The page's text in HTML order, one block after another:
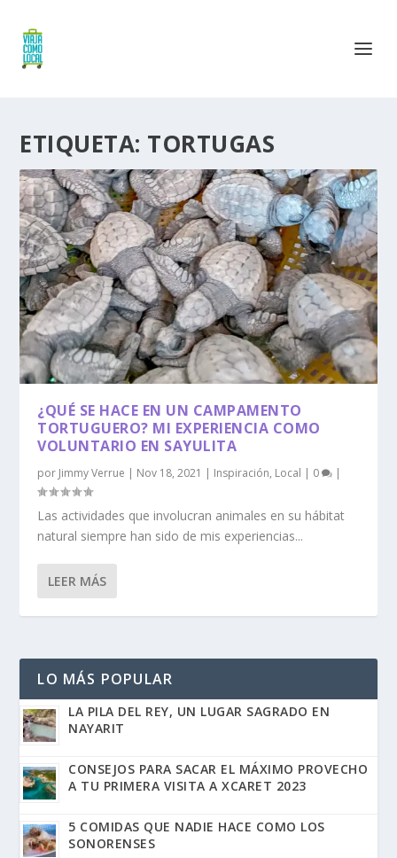
ETIQUETA: TORTUGAS
¿QUÉ SE HACE EN UN CAMPAMENTO
TORTUGUERO? MI EXPERIENCIA COMO
VOLUNTARIO EN SAYULITA
por Jimmy Verrue | Nov 18, 2021 | Inspiración, Local | 0 |
Las actividades que involucran animales en su hábitat
natural siempre han sido de mis experiencias...
LEER MÁS
LO MÁS POPULAR
LA PILA DEL REY, UN LUGAR SAGRADO EN
NAYARIT
CONSEJOS PARA SACAR EL MÁXIMO PROVECHO
A TU PRIMERA VISITA A XCARET 2023
5 COMIDAS QUE NADIE HACE COMO LOS
SONORENSES